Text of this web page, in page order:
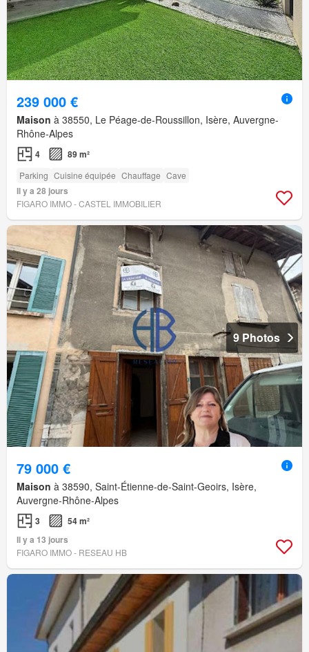
239 000 €
Maison à 38550, Le Péage-de-Roussillon, Isère, Auvergne-
Rhône-Alpes
4 89 m²
Parking Cuisine équipée Chauffage Cave
Il y a 28 jours
FIGARO IMMO - CASTEL IMMOBILIER
9 Photos
79 000 €
Maison à 38590, Saint-Étienne-de-Saint-Geoirs, Isère,
Auvergne-Rhône-Alpes
3
54 m²
Il y a 13 jours
FIGARO IMMO - RESEAU HB